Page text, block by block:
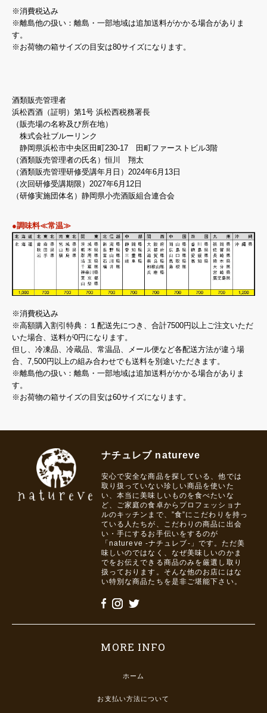
※消費税込み
※離島他の扱い：離島・一部地域は追加送料がかかる場合がありま
す。
※お荷物の箱サイズの目安は80サイズになります。
酒類販売管理者
浜松西酒（証明）第1号 浜松西税務署長
（販売場の名称及び所在地）
株式会社ブルーリンク
静岡県浜松市中央区田町230-17 田町ファーストビル3階
（酒類販売管理者の氏名）恒川 翔太
（酒類販売管理研修受講年月日）2024年6月13日
（次回研修受講期限）2027年6月12日
（研修実施団体名）静岡県小売酒販組合連合会
●調味料≪常温≫
※消費税込み
※高額購入割引特典：１配送先につき、合計7500円以上ご注文いただ
いた場合、送料が0円になります。
但し、冷凍品、冷蔵品、常温品、メール便など各配送方法が違う場
合、7,500円以上の組み合わせでも送料を別途いただきます。
※離島他の扱い：離島・一部地域は追加送料がかかる場合がありま
す。
※お荷物の箱サイズの目安は60サイズになります。
ナチュレブ natureve
安心で安全な商品を探している、他では
取り扱っていない珍しい商品を使いた
い、本当に美味しいものを食べたいな
ど、ご家庭の食卓からプロフェッショナ
ルのキッチンまで、”食”にこだわりを持っ
ている人たちが、こだわりの商品に出会
い・手にするお手伝いをするのが
「natureve -ナチュレブ-」です。ただ美
味しいのではなく、なぜ美味しいのかま
でをお伝えできる商品のみを厳選し取り
扱っております。そんな他のお店にはな
い特別な商品たちを是非ご堪能下さい。
MORE INFO
ホーム
お支払い方法について